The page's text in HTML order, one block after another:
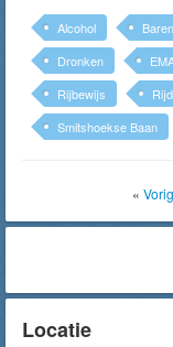
Alcohol
Dronken
Rijbewijs
Smitshoekse Baan
«
Locatie